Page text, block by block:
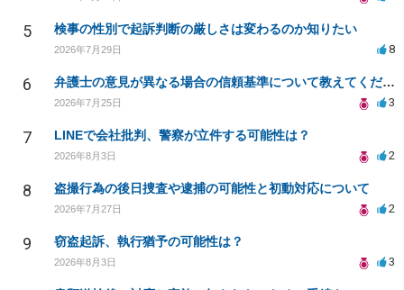
5 検事の性別で起訴判断の厳しさは変わるのか知りたい
2026年7月29日 8
6 弁護士の意見が異なる場合の信頼基準について教えてください
2026年7月25日 3
7 LINEで会社批判、警察が立件する可能性は？
2026年8月3日 2
8 盗撮行為の後日捜査や逮捕の可能性と初動対応について
2026年7月27日 2
9 窃盗起訴、執行猶予の可能性は？
2026年8月3日 3